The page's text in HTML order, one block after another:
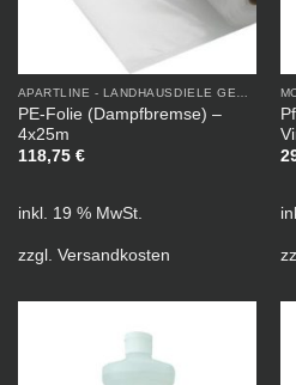
PE-Folie (Dampfbremse) –
4x25m
118,75 €
inkl. 19 % MwSt.
zzgl. Versandkosten